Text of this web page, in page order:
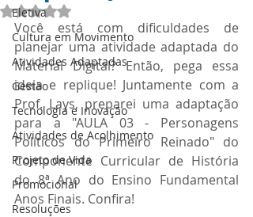
Eletiva
Cultura em Movimento
Atividades Adaptadas
Gestão
Tecnologia e Inovação
Atividades de Acolhimento
Projeto de Vida
Promocional
Resoluções
Avaliado com NaN de 5 estrelas.
Você está com dificuldades de
planejar uma atividade adaptada do
Material Digital? Então, pega essa
ideia e replique! Juntamente com a
Prof. Lays, preparei uma adaptação
para a "AULA 03 - Personagens
Políticos do Primeiro Reinado" do
Componente Curricular de História
do 8ª Ano do Ensino Fundamental
Anos Finais. Confira!